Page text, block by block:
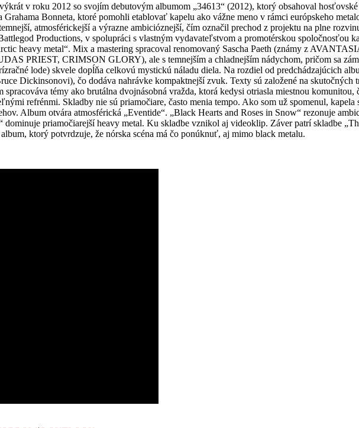
v roku 2012 so svojím debutovým albumom „34613“ (2012), ktorý obsahoval
Bonneta, ktoré pomohli etablovať kapelu ako vážne meno v rámci európskeho
atmosférickejší a výrazne ambicióznejší, čím označil prechod z projektu na plne
Productions, v spolupráci s vlastným vydavateľstvom a promotérskou spoločnosťou
heavy metal“. Mix a mastering spracoval renomovaný Sascha Paeth (známy z
PRIEST, CRIMSON GLORY), ale s temnejším a chladnejším nádychom, pričom sa
lode) skvele dopĺňa celkovú mystickú náladu diela. Na rozdiel od predchádzajúcich
Dickinsonovi), čo dodáva nahrávke kompaktnejší zvuk. Texty sú založené na skutočných
témy ako brutálna dvojnásobná vražda, ktorá kedysi otriasla miestnou
refrénmi. Skladby nie sú priamočiare, často menia tempo. Ako som už spomenul, kapela
Album otvára atmosférická „Eventide“. „Black Hearts and Roses in Snow“ rezonuje
priamočiarejší heavy metal. Ku skladbe vznikol aj videoklip. Záver patrí skladbe
ktorý potvrdzuje, že nórska scéna má čo ponúknuť, aj mimo black metalu.